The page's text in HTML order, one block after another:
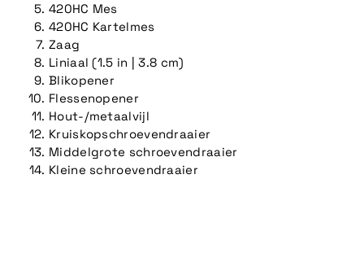
420HC Mes
420HC Kartelmes
Zaag
Liniaal (1.5 in | 3.8 cm)
Blikopener
Flessenopener
Hout-/metaalvijl
Kruiskopschroevendraaier
Middelgrote schroevendraaier
Kleine schroevendraaier